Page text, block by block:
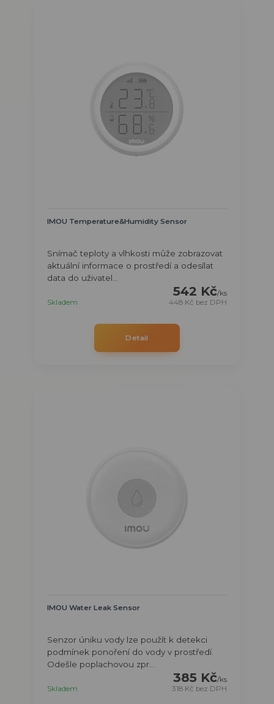
IMOU Temperature&Humidity Sensor
Snímač teploty a vlhkosti může zobrazovat
aktuální informace o prostředí a odesílat
data do uživatel...
542 Kč/ks
448 Kč bez DPH
Skladem
Detail
IMOU Water Leak Sensor
Senzor úniku vody lze použít k detekci
podmínek ponoření do vody v prostředí.
Odešle poplachovou zpr...
385 Kč/ks
318 Kč bez DPH
Skladem